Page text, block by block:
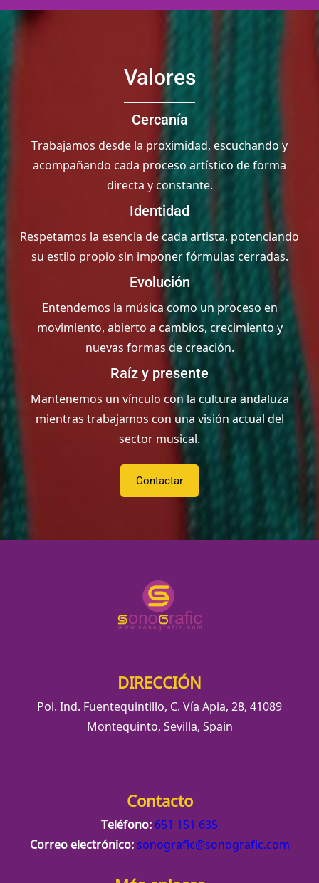
Valores
Cercanía
Trabajamos desde la proximidad, escuchando y
acompañando cada proceso artístico de forma
directa y constante.
Identidad
Respetamos la esencia de cada artista, potenciando
su estilo propio sin imponer fórmulas cerradas.
Evolución
Entendemos la música como un proceso en
movimiento, abierto a cambios, crecimiento y
nuevas formas de creación.
Raíz y presente
Mantenemos un vínculo con la cultura andaluza
mientras trabajamos con una visión actual del
sector musical.
Contactar
DIRECCIÓN
Pol. Ind. Fuentequintillo, C. Vía Apia, 28, 41089
Montequinto, Sevilla, Spain
Contacto
Teléfono: 651 151 635
Correo electrónico: sonografic@sonografic.com